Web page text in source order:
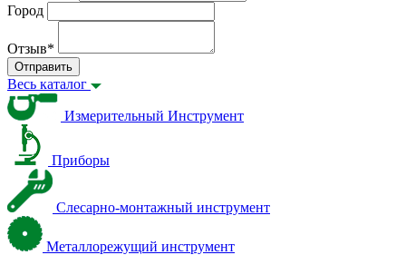
Город
Отзыв*
Отправить
Весь каталог
Измерительный Инструмент
Приборы
Слесарно-монтажный инструмент
Металлорежущий инструмент